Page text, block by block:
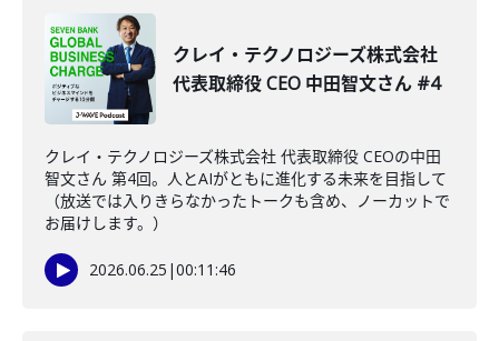
クレイ・テクノロジーズ株式会社
代表取締役 CEO 中田智文さん #4
クレイ・テクノロジーズ株式会社 代表取締役 CEOの中田
智文さん 第4回。人とAIがともに進化する未来を目指して
（放送では入りきらなかったトークも含め、ノーカットで
お届けします。）
2026.06.25 |00:11:46